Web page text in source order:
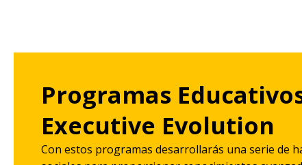
Programas
Executive Evolution
Con estos programas desarrollarás una serie de